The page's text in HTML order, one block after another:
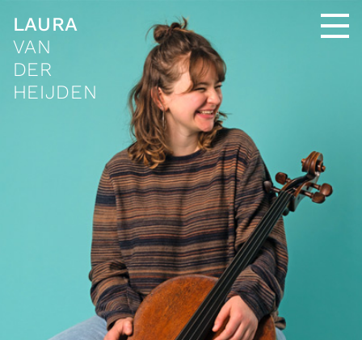
LAURA
VAN
DER
HEIJDEN